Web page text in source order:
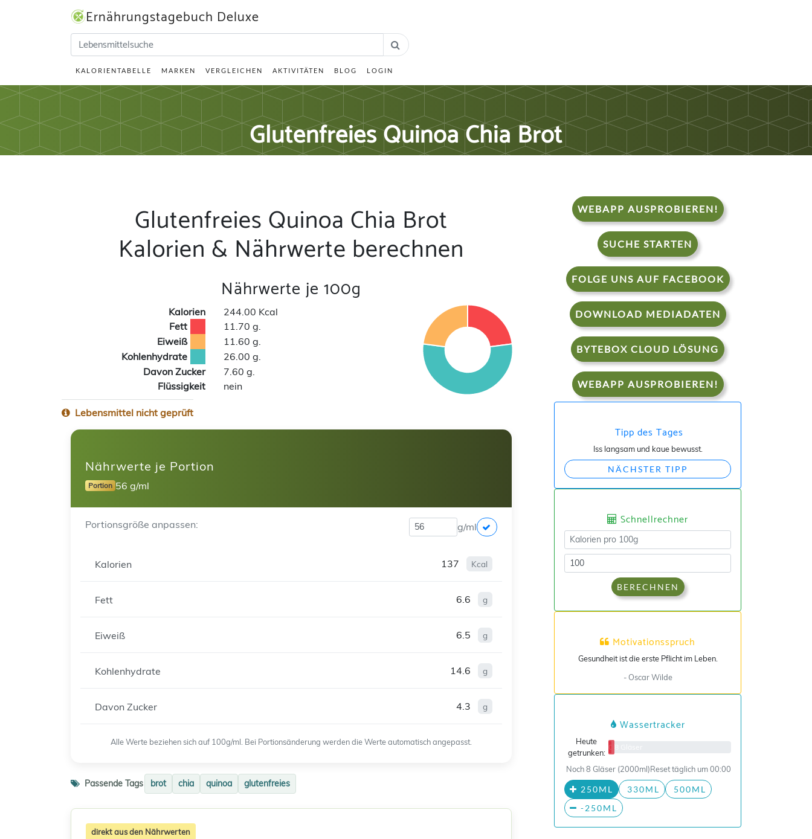
Ernährungstagebuch Deluxe
KALORIENTABELLE MARKEN VERGLEICHEN AKTIVITÄTEN BLOG LOGIN
Glutenfreies Quinoa Chia Brot
Glutenfreies Quinoa Chia Brot
Kalorien & Nährwerte berechnen
Nährwerte je 100g
Kalorien
244.00 Kcal
Fett
11.70 g.
Eiweiß
11.60 g.
Kohlenhydrate
26.00 g.
Davon Zucker
7.60 g.
Flüssigkeit
nein
Lebensmittel nicht geprüft
Nährwerte je Portion
Portion 56 g/ml
Portionsgröße anpassen: g/ml
Kalorien 137 Kcal
Fett 6.6 g
Eiweiß 6.5 g
Kohlenhydrate 14.6 g
Davon Zucker 4.3 g
Alle Werte beziehen sich auf 100g/ml. Bei Portionsänderung werden die Werte automatisch angepasst.
Passende Tags brot chia quinoa glutenfreies
direkt aus den Nährwerten
WEBAPP AUSPROBIEREN!
SUCHE STARTEN
FOLGE UNS AUF FACEBOOK
DOWNLOAD MEDIADATEN
BYTEBOX CLOUD LÖSUNG
WEBAPP AUSPROBIEREN!
Tipp des Tages
Iss langsam und kaue bewusst.
NÄCHSTER TIPP
Schnellrechner
BERECHNEN
Motivationsspruch
Gesundheit ist die erste Pflicht im Leben.
- Oscar Wilde
Wassertracker
Heute
getrunken:
0/8 Gläser
Noch 8 Gläser (2000ml)Reset täglich um 00:00
250ML 330ML
500ML
-250ML